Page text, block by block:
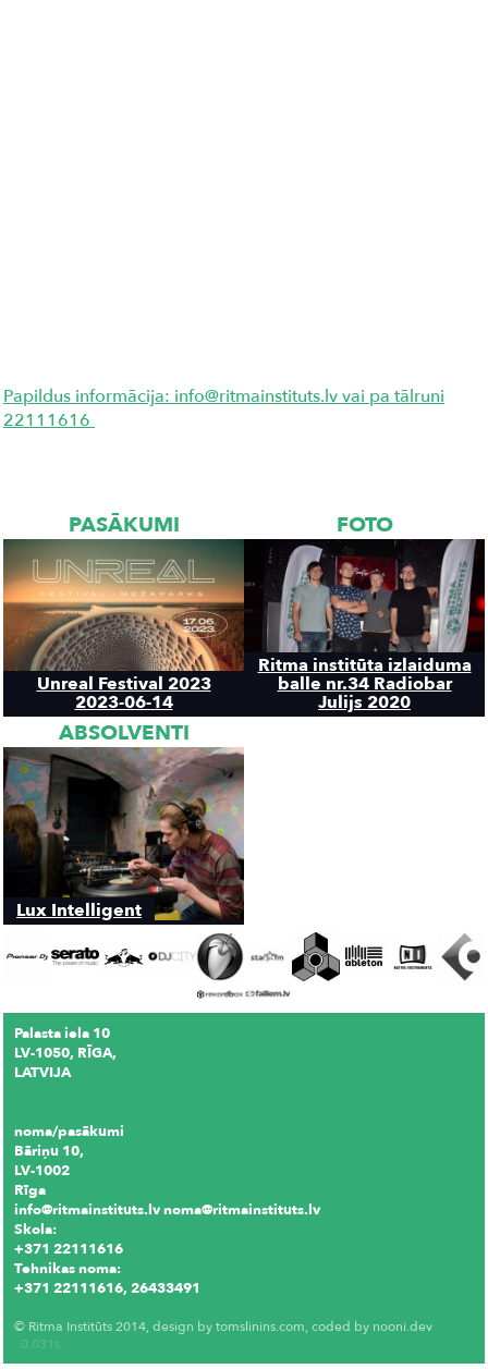
Papildus informācija: info@ritmainstituts.lv vai pa tālruni
22111616
PASĀKUMI
Unreal Festival 2023
2023-06-14
FOTO
Ritma institūta izlaiduma
balle nr.34 Radiobar
Julijs 2020
ABSOLVENTI
Lux Intelligent
Palasta iela 10
LV-1050, RĪGA,
LATVIJA
noma/pasākumi
Bāriņu 10,
LV-1002
Rīga
info@ritmainstituts.lv noma@ritmainstituts.lv
Skola:
+371 22111616
Tehnikas noma:
+371 22111616, 26433491
© Ritma Institūts 2014, design bytomslinins.com, coded by nooni.dev
0.031s